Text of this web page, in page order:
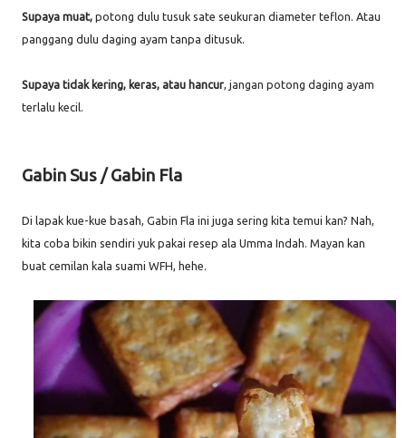
Supaya muat, potong dulu tusuk sate seukuran diameter teflon. Atau
panggang dulu daging ayam tanpa ditusuk.
Supaya tidak kering, keras, atau hancur, jangan potong daging ayam
terlalu kecil.
Gabin Sus / Gabin Fla
Di lapak kue-kue basah, Gabin Fla ini juga sering kita temui kan? Nah,
kita coba bikin sendiri yuk pakai resep ala Umma Indah. Mayan kan
buat cemilan kala suami WFH, hehe.